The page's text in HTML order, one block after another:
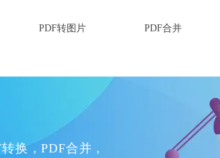
PDF转图片 PDF合并
换，PDF合并，